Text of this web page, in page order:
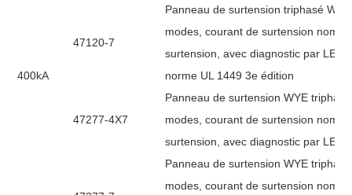
400kA
47120-7
Panneau de surtension triphasé
modes, courant de surtension
surtension, avec diagnostic par
norme UL 1449 3e édition
47277-4X7
Panneau de surtension WYE
modes, courant de surtension
surtension, avec diagnostic par LED,
Panneau de surtension WYE
modes, courant de surtension